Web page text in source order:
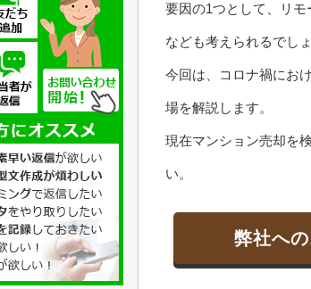
要因の1つとして、リ
なども考えられるでしょ
今回は、コロナ禍にお
場を解説します。
現在マンション売却を
い。
弊社へ